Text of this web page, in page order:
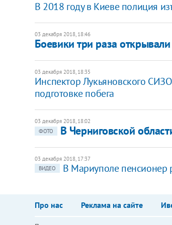
В 2018 году в Киеве полиция
03 декабря 2018, 18:46
Боевики три раза
03 декабря 2018, 18:35
​Инспектор Лукьяновского
подготовке побега
03 декабря 2018, 18:02
ФОТО
В Черниговской
03 декабря 2018, 17:37
ВИДЕО
В Мариуполе пенсионер
Про нас Реклама на сайте